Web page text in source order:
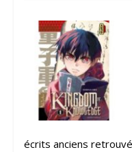
écrits anciens